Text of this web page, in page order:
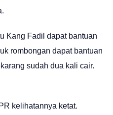
Kang Fadil dapat bantuan
rombongan dapat bantuan
sudah dua kali cair.
kelihatannya ketat.